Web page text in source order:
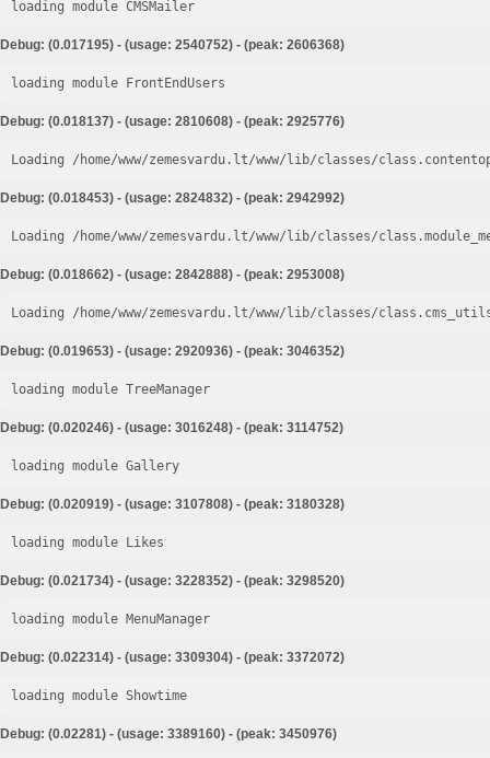
loading module CMSMailer
Debug: (0.017195) - (usage: 2540752) - (peak: 2606368)
loading module FrontEndUsers
Debug: (0.018137) - (usage: 2810608) - (peak: 2925776)
Loading /home/www/zemesvardu.lt/www/lib/classes/
Debug: (0.018453) - (usage: 2824832) - (peak: 2942992)
Loading /home/www/zemesvardu.lt/www/lib/classes/
Debug: (0.018662) - (usage: 2842888) - (peak: 2953008)
Loading /home/www/zemesvardu.lt/www/lib/classes/
Debug: (0.019653) - (usage: 2920936) - (peak: 3046352)
loading module TreeManager
Debug: (0.020246) - (usage: 3016248) - (peak: 3114752)
loading module Gallery
Debug: (0.020919) - (usage: 3107808) - (peak: 3180328)
loading module Likes
Debug: (0.021734) - (usage: 3228352) - (peak: 3298520)
loading module MenuManager
Debug: (0.022314) - (usage: 3309304) - (peak: 3372072)
loading module Showtime
Debug: (0.02281) - (usage: 3389160) - (peak: 3450976)